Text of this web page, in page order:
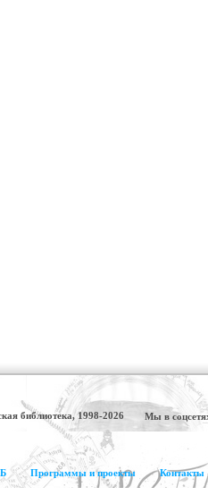
библиотека, 1998-2026 Мы в
Программы и проекты Контакты